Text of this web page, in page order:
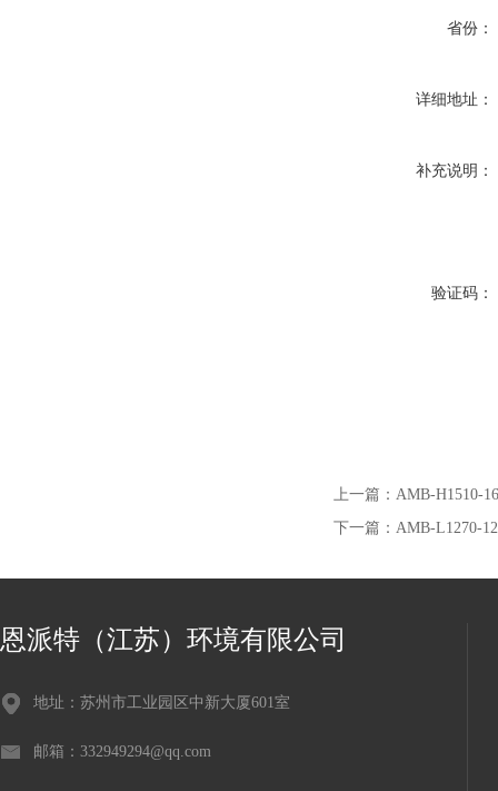
省份：
详细地址：
补充说明：
验证码：
上一篇： AMB-H1510-
下一篇： AMB-L1270-
恩派特（江苏）环境有限公司
地址：苏州市工业园区中新大厦601室
邮箱：332949294@qq.com